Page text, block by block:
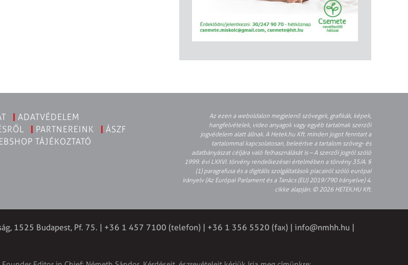
ADATVÉDELEM
PARTNEREINK
ÁSZF
TÁJÉKOZTATÓ
Az ezen a weboldalon megjelenő szövegek, grafikák, képek,
hangfelvételek, video anyagok vagy egyéb tartalmak szerzői
jogvédelem alatt állnak. A Hetek.hu Kft. minden jogot fenntart a
tartalommal kapcsolatosan, beleértve a tartalom szöveg- és
adatbányászat céljára való felhasználását is – A szerzői jogról szóló
1999. évi LXXVI. törvény rendelkezései értelmében a törvény 35/A. §
(1) paragrafusa és a digitális szolgáltatások piacairól szóló európai
irányelv (Az Európai Parlament és a Tanács (EU) 2019/790 Irányelve) 4.
cikke alapján. © 2026 HETEK.HU Kft.
1525 Budapest, Pf. 75. | +36 1 457 7100 (telefon) | +36 1 356 5520 (fax) | info@nmhh.hu